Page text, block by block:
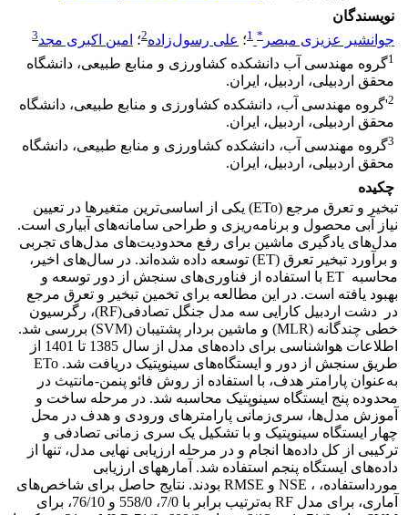
نویسندگان
جوانشیر عزیزی مبصر *
1؛ علی رسول‌زاده2؛ امین اکبری مجد3
1گروه مهندسی آب دانشکده کشاورزی و منابع طبیعی، دانشگاه
محقق اردبیلی، اردبیل، ایران.
2'گروه مهندسی آب، دانشکده کشاورزی و منابع طبیعی، دانشگاه
محقق اردبیلی، اردبیل، ایران.
3گروه مهندسی آب، دانشکده کشاورزی و منابع طبیعی، دانشگاه
محقق اردبیلی، اردبیل، ایران.
چکیده
تبخیر و تعرق مرجع (ETo) یکی از اساسی‌ترین متغیرها در تعیین
نیاز آبی محصول و برنامه‌ریزی و طراحی سامانه‌های آبیاری است.
مدل‌های یادگیری ماشین برای رفع محدودیت‌های مدل‌های تجربی
و برآورد تبخیر تعرق (ET) توسعه داده‌ شده‌اند. در سال‌های اخیر،
محاسبه ET با استفاده از فناوری‌های سنجش از دور توسعه و
بهبود یافته است. در این مطالعه برای تخمین تبخیر و تعرق مرجع
در دشت اردبیل کارایی سه مدل جنگل تصادفی(RF)، رگرسیون
خطی چندگانه (MLR) و ماشین بردار پشتیبان (SVM) بررسی شد.
اطلاعات هواشناسی برای داده‌های مدل از سال 1385 تا 1401 از
طریق سنجش از دور و ایستگاه‌های سینوپتیک دریافت شد. ETo
به‌عنوان پارامتر هدف، با استفاده از روش فائو پنمن-مانتیث در
محدوده پنج ایستگاه سینوپتیک محاسبه شد. در مرحله ساخت و
آموزش مدل‌ها، سری‌زمانی پارامترهای ورودی و هدف در محل
چهار ایستگاه سینوپتیک و با تشکیل یک سری زمانی تصادفی و
ترکیبی از کل داده‌ها انجام و در مرحله ارزیابی نهایی مدل، تنها از
داده‌های ایستگاه پنجم استفاده شد. آماره­های ارزیابی
مورداستفاده، ، NSE و RMSE بودند. نتایج حاصل برای شاخص‌های
آماری، برای مدل RF به‌ترتیب برابر با 7/0، 558/0 و 76/10، برای